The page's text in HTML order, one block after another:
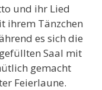
und ihr Lied
ihrem Tänzchen
es sich die
Saal mit
gemacht
Feierlaune.